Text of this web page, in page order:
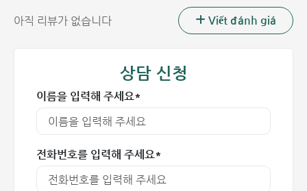
바이러스 외에 일부 세균도 소아 모세기관지염을 유발할 수 있
습니다. 대표적으로 연쇄상 구균, 폐렴 구균, 마이코플라스마
으로 인한 경우는 바이러스성보다 드뭅니다.
바이러스와 세균은 주로 직접적인 접촉을 통해 전파됩니다. 병
유행을 일으킬 수 있습니다. 이로 인해 2차 감염률도 높습니
아직 리뷰가 없습니다 Viết đánh giá
상담 신청
이름을 입력해 주세요*
전화번호를 입력해 주세요*